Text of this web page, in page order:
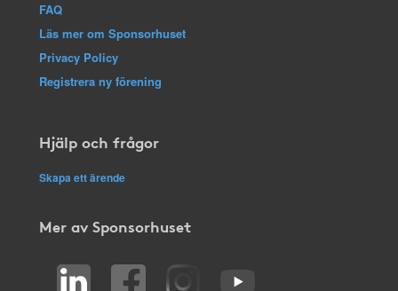
FAQ
Läs mer om Sponsorhuset
Privacy Policy
Registrera ny förening
Hjälp och frågor
Skapa ett ärende
Mer av Sponsorhuset